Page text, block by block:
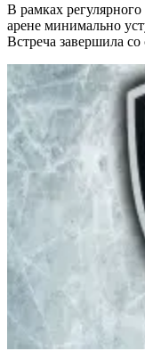
В рамках
арене минимально
Встреча завершила